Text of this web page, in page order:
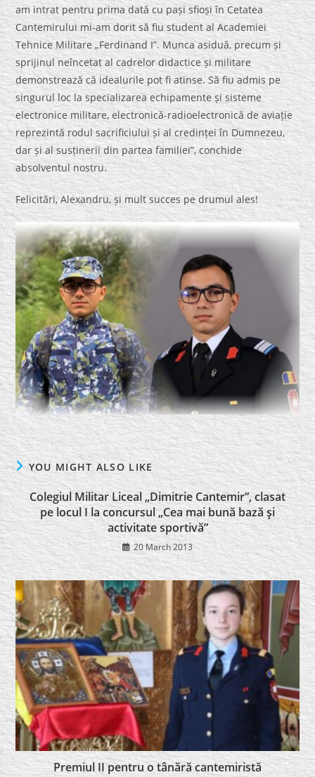
am intrat pentru prima dată cu pași sfioși în Cetatea
Cantemirului mi-am dorit să fiu student al Academiei
Tehnice Militare „Ferdinand I”. Munca asiduă, precum și
sprijinul neîncetat al cadrelor didactice și militare
demonstrează că idealurile pot fi atinse. Să fiu admis pe
singurul loc la specializarea echipamente și sisteme
electronice militare, electronică-radioelectronică de aviație
reprezintă rodul sacrificiului și al credinței în Dumnezeu,
dar și al susținerii din partea familiei”, conchide
absolventul nostru.
Felicitări, Alexandru, și mult succes pe drumul ales!
YOU MIGHT ALSO LIKE
Colegiul Militar Liceal „Dimitrie Cantemir”, clasat
pe locul I la concursul „Cea mai bună bază şi
activitate sportivă”
20 March 2013
Premiul II pentru o tânără cantemiristă